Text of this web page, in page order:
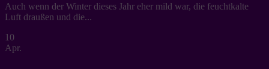
Auch wenn der Winter dieses Jahr eher mild war, die feuchtkalte
Luft draußen und die...
10
Apr.